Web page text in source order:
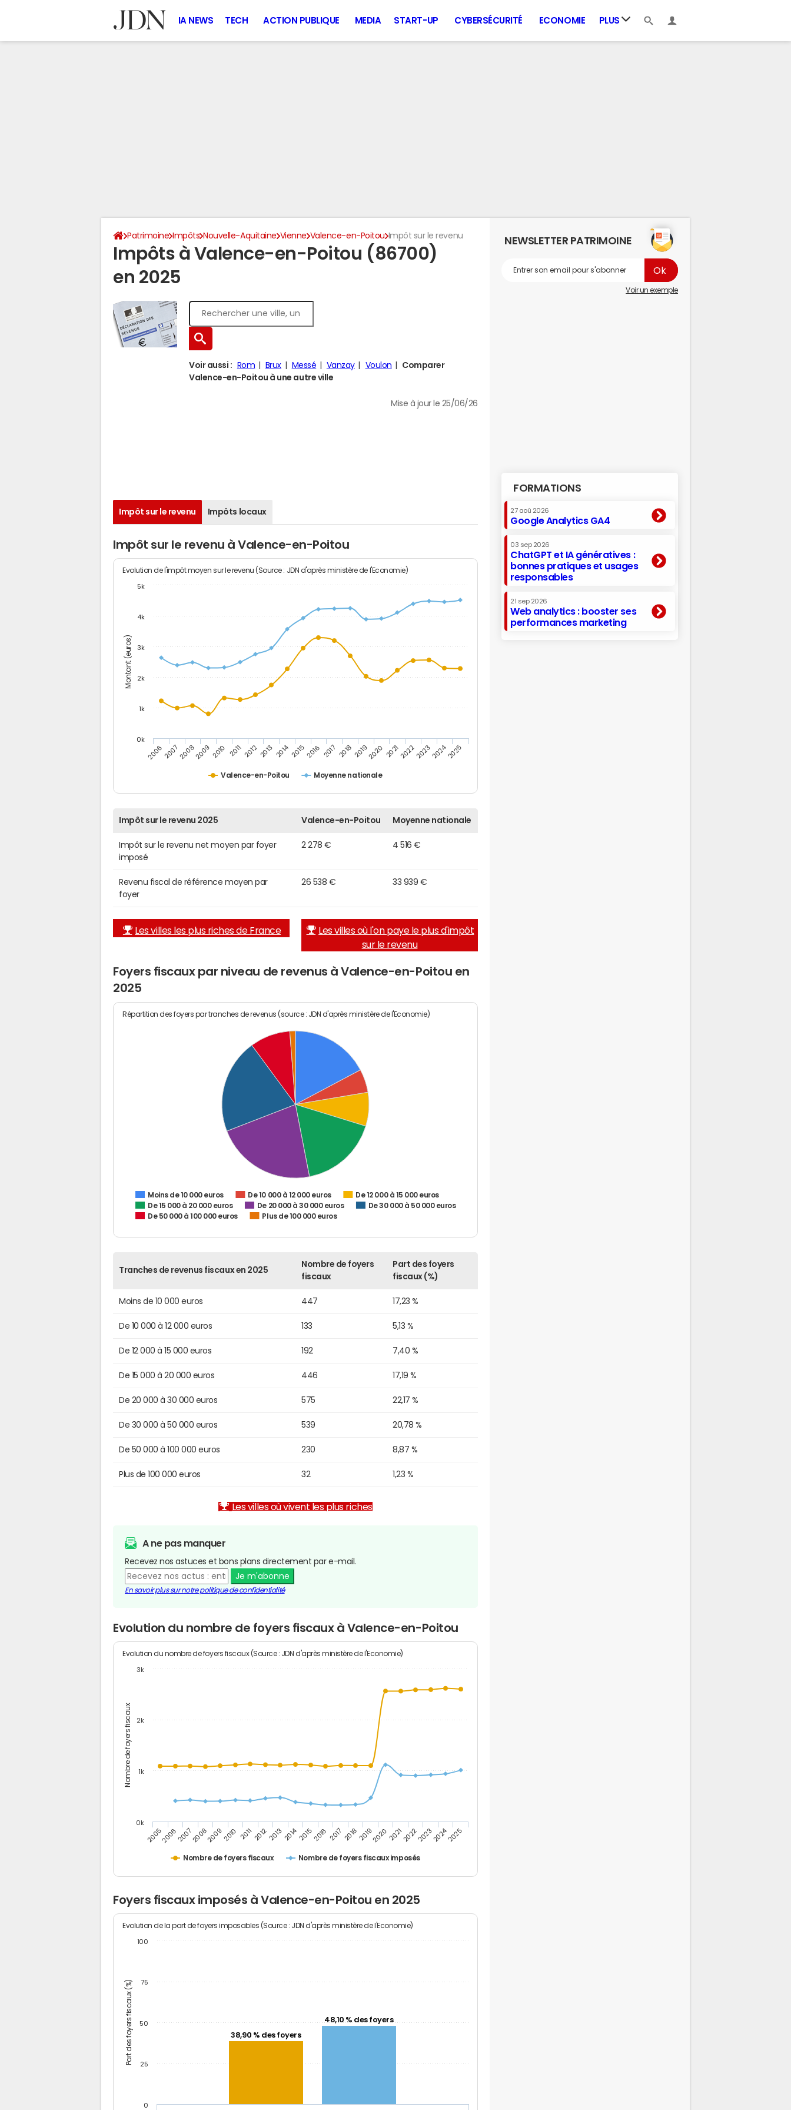
IA NEWS TECH ACTION PUBLIQUE MEDIA START-UP CYBERSÉCURITÉ ECONOMIE PLUS
Patrimoine Impôts Nouvelle-Aquitaine Vienne Valence-en-Poitou Impôt sur le revenu
Impôts à Valence-en-Poitou (86700)
en 2025
Voir aussi : Rom Brux Messé Vanzay Voulon
Comparer
Valence-en-Poitou à une autre ville
Mise à jour le 25/06/26
Impôt sur le revenu Impôts locaux
Impôt sur le revenu à Valence-en-Poitou
Montant (euros)
Evolution de l'impôt moyen sur le revenu (Source : JDN d'après ministère de l'Economie)
Valence-en-Poitou Moyenne nationale
20062007200820092010 2011 20122013 201420152016 2017 201820192020 20212022202320242025
0k
1k
2k
3k
4k
5k
Impôt sur le revenu 2025 Valence-en-Poitou Moyenne nationale
Impôt sur le revenu net moyen par foyer
imposé
2 278 € 4 516 €
Revenu fiscal de référence moyen par
foyer
26 538 € 33 939 €
Les villes les plus riches de France
Les villes où l'on paye le plus d'impôt
sur le revenu
Foyers fiscaux par niveau de revenus à Valence-en-Poitou en
2025
Répartition des foyers par tranches de revenus (source : JDN d'après ministère de l'Economie)
Moins de 10 000 euros De 10 000 à 12 000 euros
De 12 000 à 15 000 euros
De 15 000 à 20 000 euros
De 20 000 à 30 000 euros
De 30 000 à 50 000 euros
De 50 000 à 100 000 euros
Plus de 100 000 euros
Tranches de revenus fiscaux en 2025
Nombre de foyers
fiscaux
Part des foyers
fiscaux (%)
Moins de 10 000 euros 447 17,23 %
De 10 000 à 12 000 euros 133 5,13 %
De 12 000 à 15 000 euros 192 7,40 %
De 15 000 à 20 000 euros 446 17,19 %
De 20 000 à 30 000 euros 575 22,17 %
De 30 000 à 50 000 euros 539 20,78 %
De 50 000 à 100 000 euros 230 8,87 %
Plus de 100 000 euros 32 1,23 %
Les villes où vivent les plus riches
A ne pas manquer
Recevez nos astuces et bons plans directement par e-mail.
Je m'abonne
En savoir plus sur notre politique de confidentialité
Evolution du nombre de foyers fiscaux à Valence-en-Poitou
Nombre de foyers fiscaux
Evolution du nombre de foyers fiscaux (Source : JDN d'après ministère de l'Economie)
Nombre de foyers fiscaux Nombre de foyers fiscaux imposés
200520062007200820092010 201120122013201420152016 2017 20182019202020212022202320242025
0k
1k
2k
3k
Foyers fiscaux imposés à Valence-en-Poitou en 2025
Part des foyers fiscaux (%)
Evolution de la part de foyers imposables (Source : JDN d'après ministère de l'Economie)
38,90 % des foyers
48,10 % des foyers
0
25
50
75
100
NEWSLETTER PATRIMOINE
Voir un exemple
FORMATIONS
27 aoû 2026
Google Analytics GA4
03 sep 2026
ChatGPT et IA génératives :
bonnes pratiques et usages
responsables
21 sep 2026
Web analytics : booster ses
performances marketing